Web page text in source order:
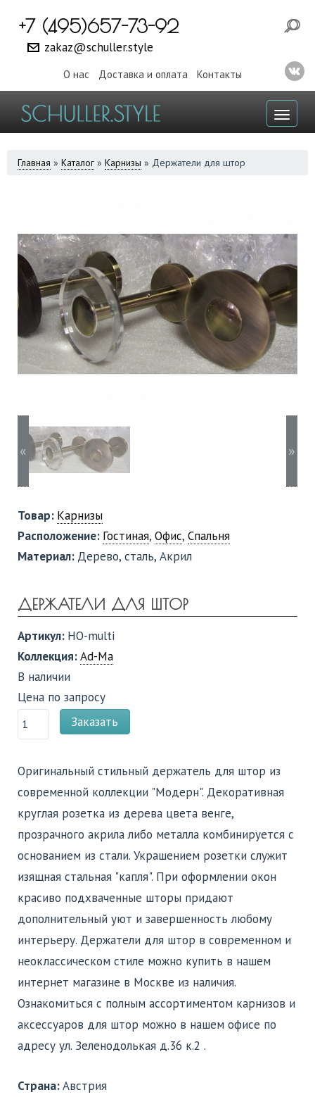
+7 (495)657-73-92
zakaz@schuller.style
О нас Доставка и оплата Контакты
ВЫ
Главная » Каталог » Карнизы » Держатели для штор
« »
Товар: Карнизы
Расположение: Гостиная, Офис, Спальня
Материал: Дерево, сталь, Акрил
ДЕРЖАТЕЛИ ДЛЯ ШТОР
Артикул: HO-multi
Коллекция:Ad-Ma
В наличии
Цена по запросу
Заказать
Оригинальный стильный держатель для штор из
современной коллекции "Модерн". Декоративная
круглая розетка из дерева цвета венге,
прозрачного акрила либо металла комбинируется с
основанием из стали. Украшением розетки служит
изящная стальная "капля". При оформлении окон
красиво подхваченные шторы придают
дополнительный уют и завершенность любому
интерьеру. Держатели для штор в современном и
неоклассическом стиле можно купить в нашем
интернет магазине в Москве из наличия.
Ознакомиться с полным ассортиментом карнизов и
аксессуаров для штор можно в нашем офисе по
адресу ул. Зеленодолькая д.36 к.2 .
Страна:Австрия